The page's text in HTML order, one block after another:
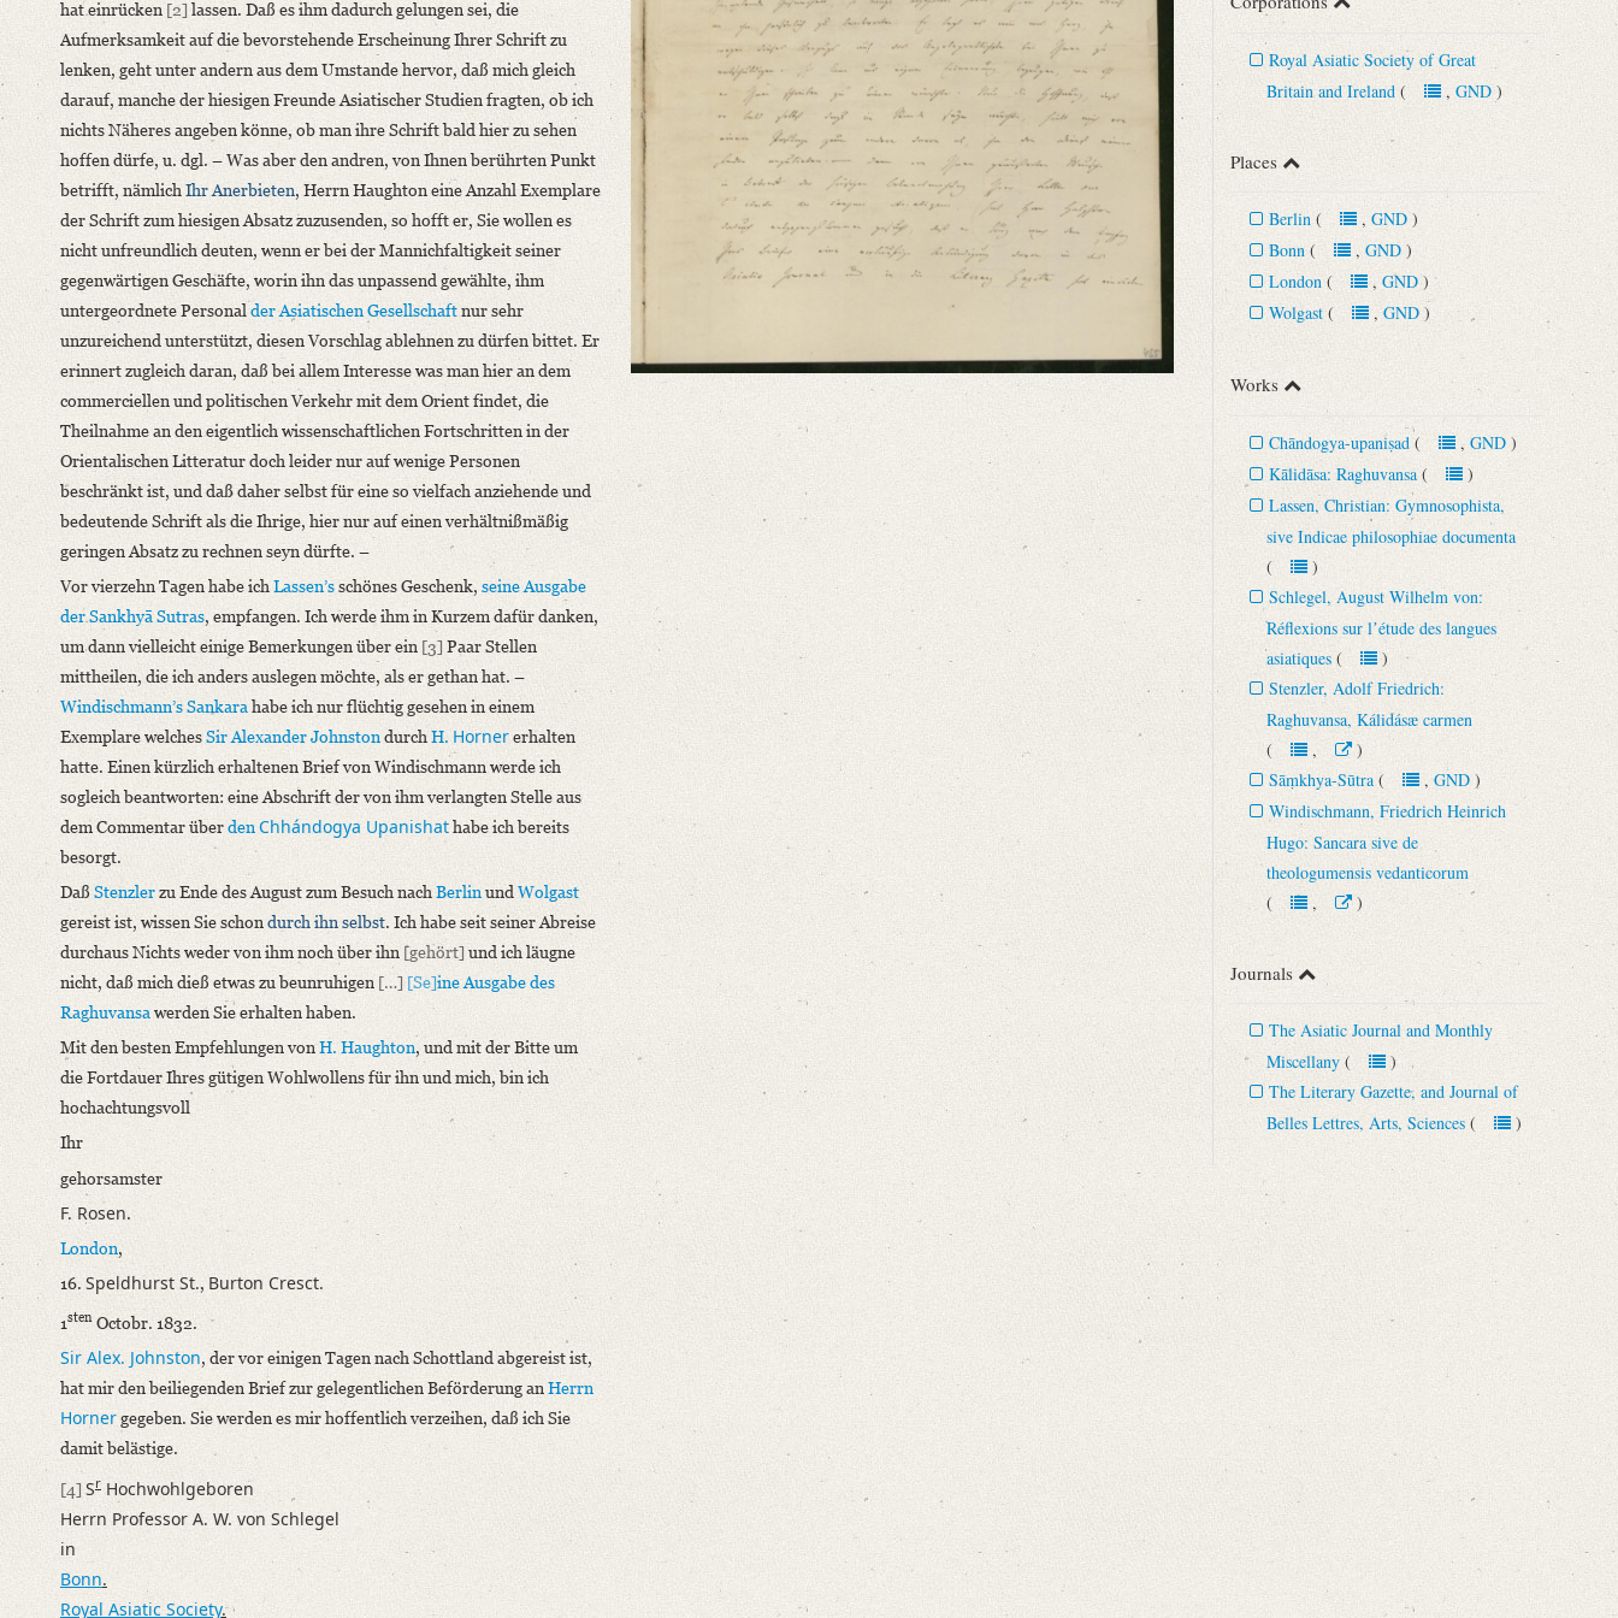
Editors
Bamberg, Claudia
Varwig, Olivia
hat einrücken [2] lassen. Daß es ihm dadurch gelungen sei, die
Aufmerksamkeit auf die bevorstehende Erscheinung Ihrer Schrift zu
lenken, geht unter andern aus dem Umstande hervor, daß mich gleich
darauf, manche der hiesigen Freunde Asiatischer Studien fragten, ob ich
nichts Näheres angeben könne, ob man ihre Schrift bald hier zu sehen
hoffen dürfe, u. dgl. – Was aber den andren, von Ihnen berührten Punkt
betrifft, nämlich Ihr Anerbieten, Herrn Haughton eine Anzahl Exemplare
der Schrift zum hiesigen Absatz zuzusenden, so hofft er, Sie wollen es
nicht unfreundlich deuten, wenn er bei der Mannichfaltigkeit seiner
gegenwärtigen Geschäfte, worin ihn das unpassend gewählte, ihm
untergeordnete Personalder Asiatischen Gesellschaftnur sehr
unzureichend unterstützt, diesen Vorschlag ablehnen zu dürfen bittet. Er
erinnert zugleich daran, daß bei allem Interesse was man hier an dem
commerciellen und politischen Verkehr mit dem Orient findet, die
Theilnahme an den eigentlich wissenschaftlichen Fortschritten in der
Orientalischen Litteratur doch leider nur auf wenige Personen
beschränkt ist, und daß daher selbst für eine so vielfach anziehende und
bedeutende Schrift als die Ihrige, hier nur auf einen verhältnißmäßig
geringen Absatz zu rechnen seyn dürfte. –
Vor vierzehn Tagen habe ichLassen’sschönes Geschenk, seine Ausgabe
der Sankhyā Sutras, empfangen. Ich werde ihm in Kurzem dafür danken,
um dann vielleicht einige Bemerkungen über ein [3] Paar Stellen
mittheilen, die ich anders auslegen möchte, als er gethan hat. –
Windischmann’sSankara habe ich nur flüchtig gesehen in einem
Exemplare welchesSir Alexander Johnstondurch H. Hornererhalten
hatte. Einen kürzlich erhaltenen Brief von Windischmann werde ich
sogleich beantworten: eine Abschrift der von ihm verlangten Stelle aus
dem Commentar überdenChhándogya Upanishathabe ich bereits
besorgt.
DaßStenzlerzu Ende des August zum Besuch nach Berlinund Wolgast
gereist ist, wissen Sie schon durch ihn selbst. Ich habe seit seiner Abreise
durchaus Nichts weder von ihm noch über ihn [gehört] und ich läugne
nicht, daß mich dieß etwas zu beunruhigen […] [Se]ine Ausgabe des
Raghuvansa werden Sie erhalten haben.
Mit den besten Empfehlungen vonH. Haughton, und mit der Bitte um
die Fortdauer Ihres gütigen Wohlwollens für ihn und mich, bin ich
hochachtungsvoll
Ihr
gehorsamster
F. Rosen.
London,
16. Speldhurst St., Burton Cresct.
1sten Octobr. 1832.
Sir Alex. Johnston, der vor einigen Tagen nach Schottland abgereist ist,
hat mir den beiliegenden Brief zur gelegentlichen Beförderung anHerrn
Hornergegeben. Sie werden es mir hoffentlich verzeihen, daß ich Sie
damit belästige.
[4] Sr Hochwohlgeboren
Herrn Professor A. W. von Schlegel
in
Bonn.
Royal Asiatic Society.
Royal Asiatic Society of Great
Britain and Ireland (, GND)
Places
Berlin (, GND)
Bonn (, GND)
London (, GND)
Wolgast (, GND)
Works
Chāndogya-upaniṣad (, GND)
Kālidāsa: Raghuvansa ()
Lassen, Christian: Gymnosophista,
sive Indicae philosophiae documenta
()
Schlegel, August Wilhelm von:
Réflexions sur lʼétude des langues
asiatiques ()
Stenzler, Adolf Friedrich:
Raghuvansa, Kálidásæ carmen
(,)
Sāṃkhya-Sūtra (, GND)
Windischmann, Friedrich Heinrich
Hugo: Sancara sive de
theologumensis vedanticorum
(,)
Journals
The Asiatic Journal and Monthly
Miscellany ()
The Literary Gazette, and Journal of
Belles Lettres, Arts, Sciences ()